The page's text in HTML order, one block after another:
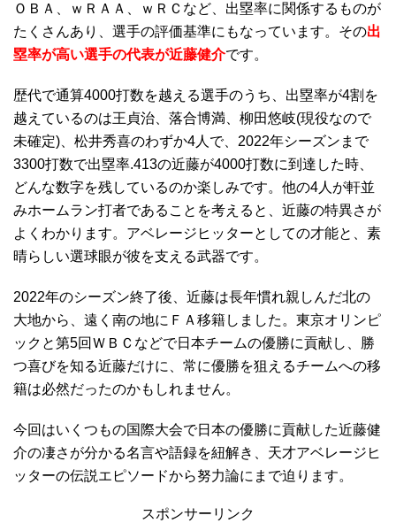
ＯＢＡ、ｗＲＡＡ、ｗＲＣなど、出塁率に関係するものが
たくさんあり、選手の評価基準にもなっています。その出
塁率が高い選手の代表が近藤健介です。
歴代で通算4000打数を越える選手のうち、出塁率が4割を
越えているのは王貞治、落合博満、柳田悠岐(現役なので
未確定)、松井秀喜のわずか4人で、2022年シーズンまで
3300打数で出塁率.413の近藤が4000打数に到達した時、
どんな数字を残しているのか楽しみです。他の4人が軒並
みホームラン打者であることを考えると、近藤の特異さが
よくわかります。アベレージヒッターとしての才能と、素
晴らしい選球眼が彼を支える武器です。
2022年のシーズン終了後、近藤は長年慣れ親しんだ北の
大地から、遠く南の地にＦＡ移籍しました。東京オリンピ
ックと第5回ＷＢＣなどで日本チームの優勝に貢献し、勝
つ喜びを知る近藤だけに、常に優勝を狙えるチームへの移
籍は必然だったのかもしれません。
今回はいくつもの国際大会で日本の優勝に貢献した近藤健
介の凄さが分かる名言や語録を紐解き、天才アベレージヒ
ッターの伝説エピソードから努力論にまで迫ります。
スポンサーリンク